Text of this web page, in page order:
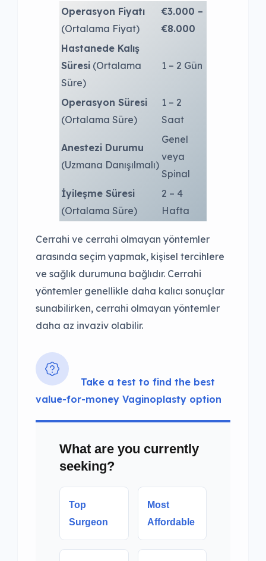
Operasyon Fiyatı
(Ortalama Fiyat)
€3.000 –
€8.000
Hastanede Kalış
Süresi (Ortalama
Süre)
1 – 2 Gün
Operasyon Süresi
(Ortalama Süre)
1 – 2
Saat
Anestezi Durumu
(Uzmana Danışılmalı)
Genel
veya
Spinal
İyileşme Süresi
(Ortalama Süre)
2 – 4
Hafta
Cerrahi ve cerrahi olmayan yöntemler
arasında seçim yapmak, kişisel tercihlere
ve sağlık durumuna bağlıdır. Cerrahi
yöntemler genellikle daha kalıcı sonuçlar
sunabilirken, cerrahi olmayan yöntemler
daha az invaziv olabilir.
Take a test to find the best
value-for-money Vaginoplasty option
What are you currently
seeking?
Top
Surgeon
Most
Affordable